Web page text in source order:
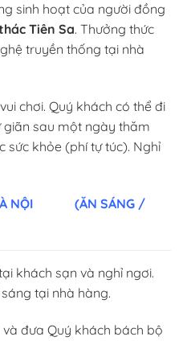
sinh hoạt của người đồng
Tiên Sa. Thưởng thức
truyền thống tại nhà
chơi. Quý khách có thể đi
giãn sau một ngày thăm
sức khỏe (phí tự túc). Nghỉ
NỘI
(ĂN SÁNG /
khách sạn và nghỉ ngơi.
tại nhà hàng.
đưa Quý khách bách bộ